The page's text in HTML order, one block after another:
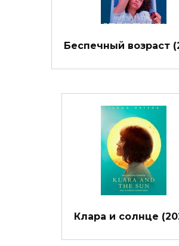
Беспечный возраст
Клара и солнце